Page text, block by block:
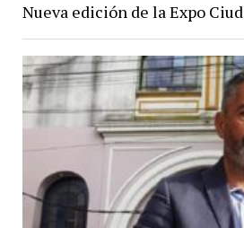
Nueva edición de la Expo